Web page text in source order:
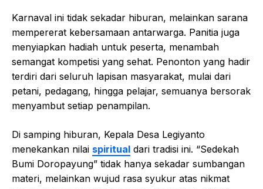
Karnaval ini tidak sekadar hiburan, melainkan sarana
mempererat kebersamaan antarwarga. Panitia juga
menyiapkan hadiah untuk peserta, menambah
semangat kompetisi yang sehat. Penonton yang hadir
terdiri dari seluruh lapisan masyarakat, mulai dari
petani, pedagang, hingga pelajar, semuanya bersorak
menyambut setiap penampilan.
Di samping hiburan, Kepala Desa Legiyanto
menekankan nilai spiritual dari tradisi ini. “Sedekah
Bumi Doropayung” tidak hanya sekadar sumbangan
materi, melainkan wujud rasa syukur atas nikmat